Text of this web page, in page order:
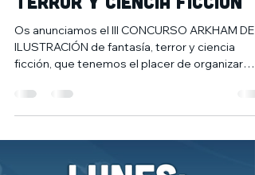
III CONCURSO ARKHAM DE
ILUSTRACIÓN de fantasía,
terror y ciencia ficción
Os anunciamos el III CONCURSO ARKHAM DE
junto al...